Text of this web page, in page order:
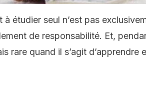
étudier seul n’est pas
de responsabilité. Et,
rare quand il s’agit d’apprendre